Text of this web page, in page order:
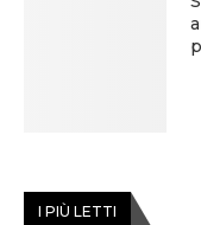
I PIÙ LETTI